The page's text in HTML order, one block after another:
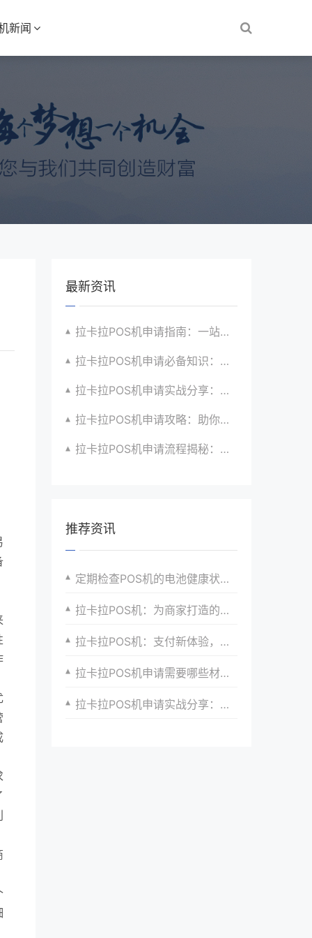
新闻
最新资讯
拉卡拉POS机申请指南：一站式解决商户支付升级、智能化与创新需求
拉卡拉POS机申请必备知识：全面了解政策、市场、技术与创新趋势
拉卡拉POS机申请实战分享：如何借助支付创新技术提升商户运营效益与效率
拉卡拉POS机申请攻略：助你打造个性化、差异化支付体验以提升竞争力
拉卡拉POS机申请流程揭秘：紧跟支付技术创新步伐，抢占市场先机
推荐资讯
定期检查POS机的电池健康状况，及时更换老化电池。
拉卡拉POS机：为商家打造的高效收银解决方案
拉卡拉POS机：支付新体验，轻松收银
拉卡拉POS机申请需要哪些材料？一文搞定
拉卡拉POS机申请实战分享：如何优化支付流程提升效率